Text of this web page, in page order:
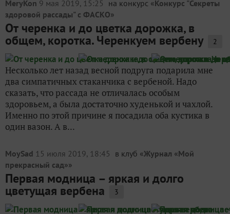
MeryKon 9 мая 2019, 15:25 на конкурс «Конкурс "Секреты
здоровой рассады" с ФАСКО»
От черенка и до цветка дорожка, в
общем, коротка. Черенкуем вербену 2
Несколько лет назад весной подруга подарила мне
два симпатичных стаканчика с вербеной. Надо
сказать, что рассада не отличалась особым
здоровьем, а была достаточно худенькой и чахлой.
Именно по этой причине я посадила оба кустика в
один вазон. А в...
MoySad 15 июля 2019, 18:45 в клуб «Журнал «Мой
прекрасный сад»»
Первая модница – яркая и долго
цветущая вербена 3